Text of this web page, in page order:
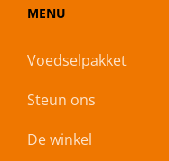
MENU
Voedselpakket
Steun ons
De winkel